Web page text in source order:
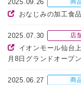
2025.09.26 商
おなじみの加工食
2025.07.30 店
イオンモール仙台
月8日グランドオープン
2025.06.27 商